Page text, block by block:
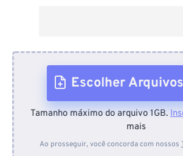
Escolher Arquivos
Do dispositivo
Tamanho máximo do arquivo 1GB.
mais
Ao prosseguir, você concorda com nossos